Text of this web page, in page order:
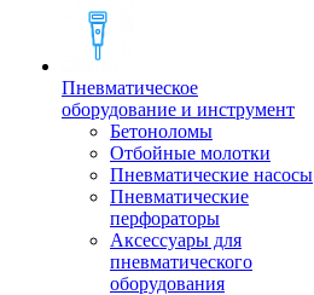
Пневматическое
оборудование и инструмент
Бетоноломы
Отбойные молотки
Пневматические насосы
Пневматические
перфораторы
Аксессуары для
пневматического
оборудования